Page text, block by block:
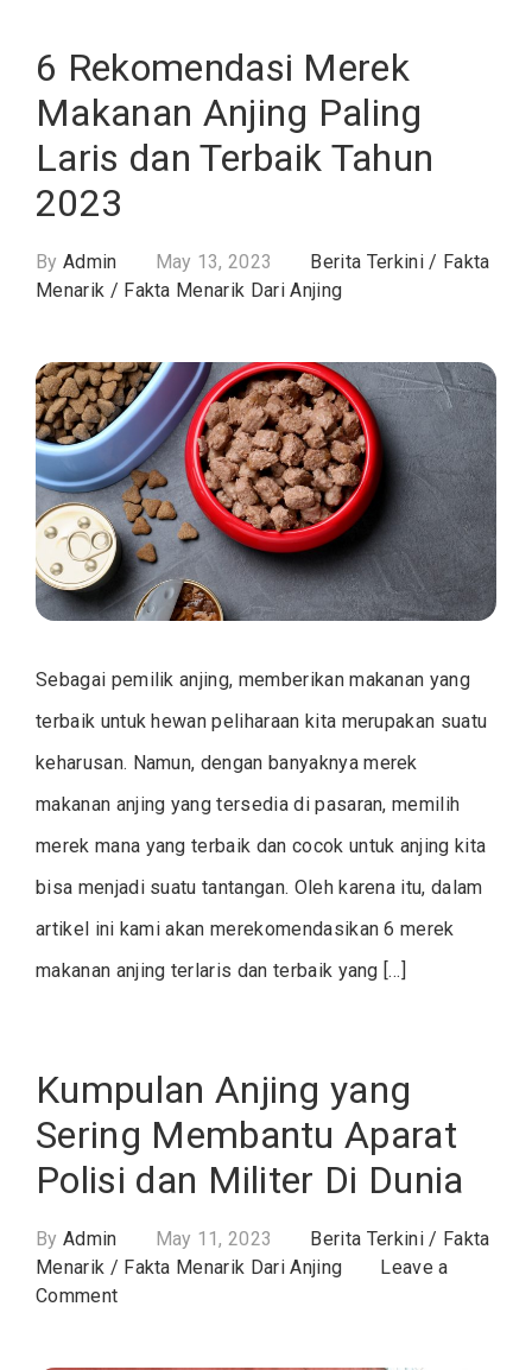
6 Rekomendasi Merek
Makanan Anjing Paling
Laris dan Terbaik Tahun
2023
By Admin May 13, 2023 Berita Terkini/ Fakta
Menarik / Fakta Menarik Dari Anjing
Sebagai pemilik anjing, memberikan makanan yang
terbaik untuk hewan peliharaan kita merupakan suatu
keharusan. Namun, dengan banyaknya merek
makanan anjing yang tersedia di pasaran, memilih
merek mana yang terbaik dan cocok untuk anjing kita
bisa menjadi suatu tantangan. Oleh karena itu, dalam
artikel ini kami akan merekomendasikan 6 merek
makanan anjing terlaris dan terbaik yang […]
Kumpulan Anjing yang
Sering Membantu Aparat
Polisi dan Militer Di Dunia
By Admin May 11, 2023 Berita Terkini/ Fakta
Menarik / Fakta Menarik Dari Anjing
Leave a
Commenton